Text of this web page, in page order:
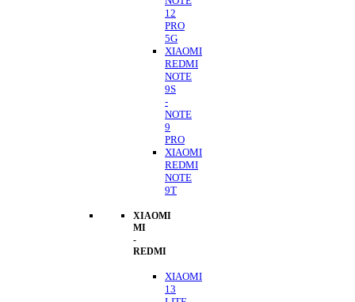
12
PRO
5G
XIAOMI
REDMI
NOTE
9S
-
NOTE
9
PRO
XIAOMI
REDMI
NOTE
9T
XIAOMI
MI
-
REDMI
XIAOMI
13